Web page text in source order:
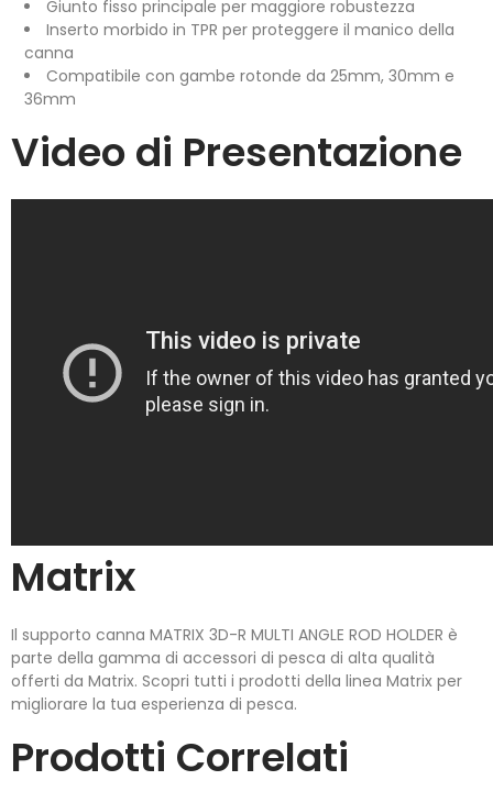
Giunto fisso principale per maggiore robustezza
Inserto morbido in TPR per proteggere il manico della
canna
Compatibile con gambe rotonde da 25mm, 30mm e
36mm
Video di Presentazione
Matrix
Il supporto canna MATRIX 3D-R MULTI ANGLE ROD HOLDER è
parte della gamma di accessori di pesca di alta qualità
offerti da Matrix. Scopri tutti i prodotti della linea Matrix per
migliorare la tua esperienza di pesca.
Prodotti Correlati